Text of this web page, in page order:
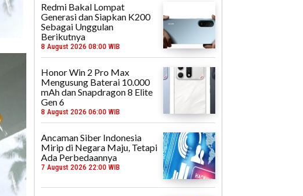
Redmi Bakal Lompat
Generasi dan Siapkan K200
Sebagai Unggulan
Berikutnya
8 August 2026 08:00 WIB
Honor Win 2 Pro Max
Mengusung Baterai 10.000
mAh dan Snapdragon 8 Elite
Gen 6
8 August 2026 06:00 WIB
Ancaman Siber Indonesia
Mirip di Negara Maju, Tetapi
Ada Perbedaannya
7 August 2026 22:00 WIB